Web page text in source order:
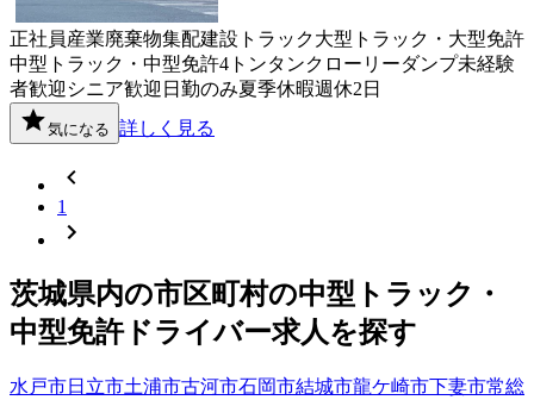
正社員産業廃棄物集配建設 トラック大型トラック・大型免許
中型トラック・中型免許4トンタンクローリーダンプ未経験
者歓迎 シニア歓迎 日勤のみ夏季休暇週休2日
気になる 詳しく見る
1
茨城県内の市区町村の中型トラック・
中型免許ドライバー求人を探す
水戸市日立市土浦市古河市石岡市結城市龍ケ崎市下妻市常総